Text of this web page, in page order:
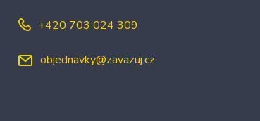
+420 703 024 309
objednavky@zavazuj.cz